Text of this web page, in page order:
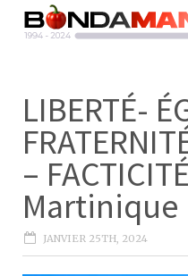
LIBERTÉ-
–
Martinique
JANVIER 25TH, 2024